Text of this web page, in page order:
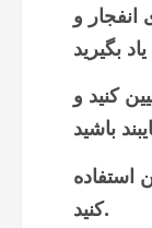
و
کنید و
استفاده
کنید.